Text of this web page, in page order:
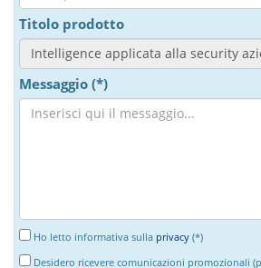
Titolo prodotto
Messaggio (*)
Ho letto informativa sulla privacy (*)
Desidero ricevere comunicazioni promozionali